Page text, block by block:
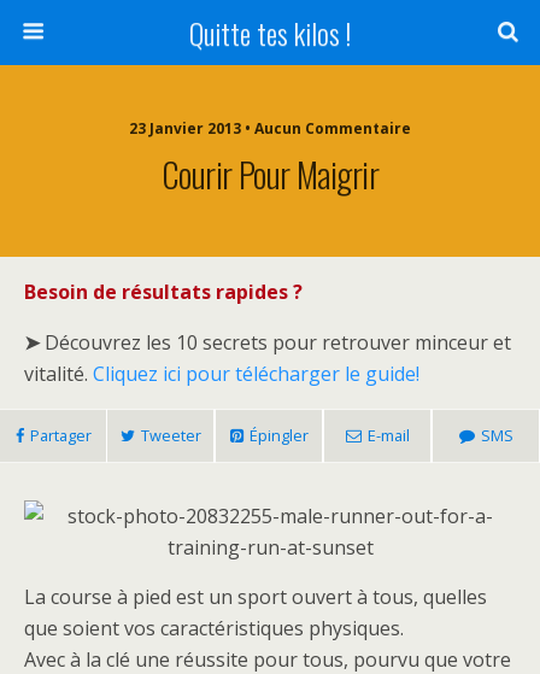
Quitte tes kilos !
23 Janvier 2013 • Aucun Commentaire
Courir Pour Maigrir
Besoin de résultats rapides ?
➤Découvrez les 10 secrets pour retrouver minceur et
vitalité. Cliquez ici pour télécharger le guide!
Partager Tweeter Épingler E-mail SMS
La course à pied est un sport ouvert à tous, quelles
que soient vos caractéristiques physiques.
Avec à la clé une réussite pour tous, pourvu que votre